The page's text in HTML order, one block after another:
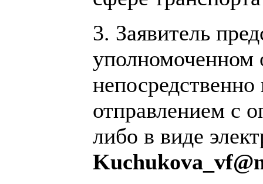
3. Заявитель
уполномоченном
отправлением с
либо в виде
Kuchukova_ vf@